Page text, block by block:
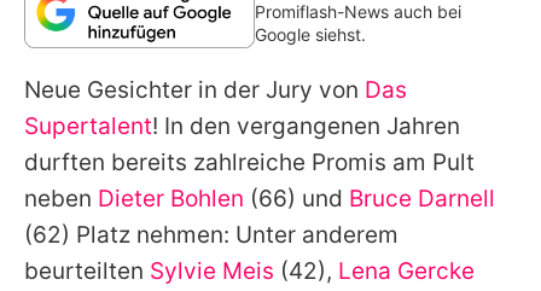
Redaktionelle Richtlinien
Impressum
Datenschutzerklärung
Nutzungsbedingungen
Utiq verwalten
Promiflash-News auch bei
Google siehst.
Neue Gesichter in der Jury von Das
Supertalent! In den vergangenen Jahren
durften bereits zahlreiche Promis am Pult
neben Dieter Bohlen (66) und Bruce Darnell
(62) Platz nehmen: Unter anderem
beurteilten Sylvie Meis (42), Lena Gercke